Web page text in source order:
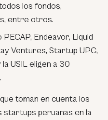
los fondos,
entre otros.
Endeavor, Liquid
Ventures, Startup UPC,
USIL eligen a 30
toman en cuenta los
startups peruanas en la